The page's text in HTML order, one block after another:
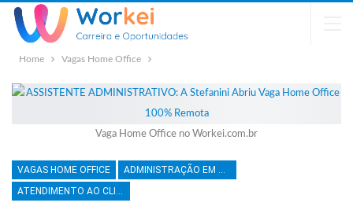
Home Vagas Home Office
Vaga Home Office no Workei.com.br
VAGAS HOME OFFICE
ADMINISTRAÇÃO EM GERAL
ATENDIMENTO AO CLIENTE